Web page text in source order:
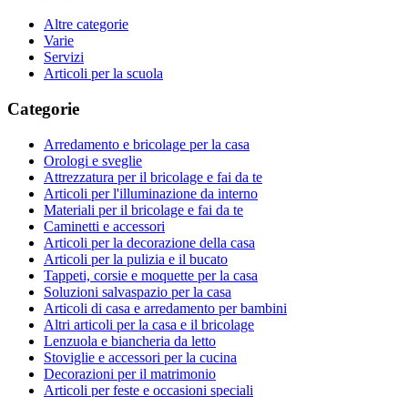
Altre categorie
Varie
Servizi
Articoli per la scuola
Categorie
Arredamento e bricolage per la casa
Orologi e sveglie
Attrezzatura per il bricolage e fai da te
Articoli per l'illuminazione da interno
Materiali per il bricolage e fai da te
Caminetti e accessori
Articoli per la decorazione della casa
Articoli per la pulizia e il bucato
Tappeti, corsie e moquette per la casa
Soluzioni salvaspazio per la casa
Articoli di casa e arredamento per bambini
Altri articoli per la casa e il bricolage
Lenzuola e biancheria da letto
Stoviglie e accessori per la cucina
Decorazioni per il matrimonio
Articoli per feste e occasioni speciali